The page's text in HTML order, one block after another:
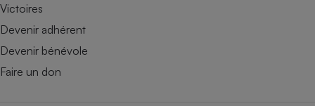
Victoires
Devenir adhérent
Devenir bénévole
Faire un don